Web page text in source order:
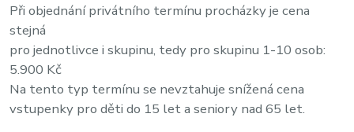
Při objednání privátního termínu procházky je cena
stejná
pro jednotlivce i skupinu, tedy pro skupinu 1-10 osob:
5.900 Kč
Na tento typ termínu se nevztahuje snížená cena
vstupenky pro děti do 15 let a seniory nad 65 let.